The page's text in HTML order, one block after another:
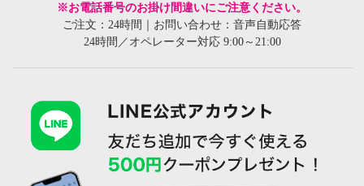
※お電話番号のお掛け間違いにご注意ください。
ご注文：24時間｜お問い合わせ：音声自動応答
24時間／オペレーター対応 9:00～21:00